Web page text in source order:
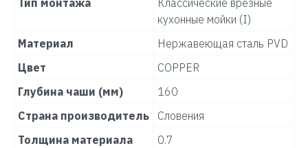
Тип монтажа
Классические врезные
кухонные мойки (I)
Материал
Нержавеющая сталь PVD
Цвет
COPPER
Глубина чаши (мм)
160
Страна производитель
Словения
Толщина материала
0.7